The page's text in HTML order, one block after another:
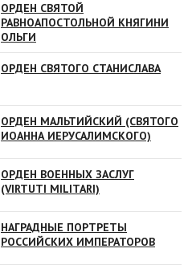
ОРДЕН СВЯТОЙ
РАВНОАПОСТОЛЬНОЙ КНЯГИНИ
ОЛЬГИ
ОРДЕН СВЯТОГО СТАНИСЛАВА
ОРДЕН МАЛЬТИЙСКИЙ (СВЯТОГО
ИОАННА ИЕРУСАЛИМСКОГО)
ОРДЕН ВОЕННЫХ ЗАСЛУГ
(VIRTUTI MILITARI)
НАГРАДНЫЕ ПОРТРЕТЫ
РОССИЙСКИХ ИМПЕРАТОРОВ